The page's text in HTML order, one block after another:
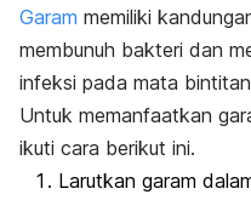
Garam memiliki
membunuh bakteri dan
infeksi pada mata
Untuk memanfaatkan
ikuti cara berikut ini.
Larutkan garam